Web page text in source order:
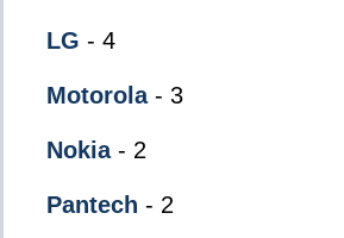
LG - 4
Motorola- 3
Nokia- 2
Pantech - 2